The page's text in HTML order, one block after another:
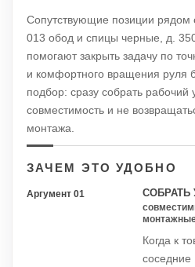
Сопутствующие позиции рядом
013 обод и спицы черные, д.
помогают закрыть задачу по
и комфортного вращения руля
подбор: сразу собрать рабочий
совместимость и не
монтажа.
ЗАЧЕМ ЭТО УДОБНО
Аргумент 01 СОБРАТЬ
Когда к
соседние